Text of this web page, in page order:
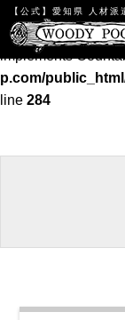
Warning: count():
implements
p.com/
line 284
【公式】愛知県 人材派